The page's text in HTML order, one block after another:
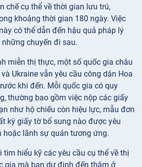
chế cụ thể về thời gian lưu trú,
khoảng thời gian 180 ngày. Việc
có thể dẫn đến hậu quả pháp lý
chuyến đi sau.
miễn thị thực, một số quốc gia châu
Ukraine vẫn yêu cầu công dân Hoa
khi đến. Mỗi quốc gia có quy
thường bao gồm việc nộp các giấy
như hộ chiếu còn hiệu lực, mẫu đơn
kỳ giấy tờ bổ sung nào được yêu
hoặc lãnh sự quán tương ứng.
hiểu kỹ các yêu cầu cụ thể về thị
gia mà bạn dự định đến thăm ở